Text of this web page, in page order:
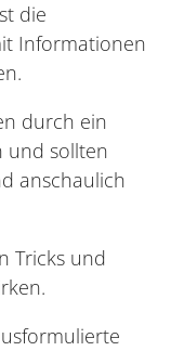
die
Informationen
durch ein
und sollten
anschaulich
Tricks und